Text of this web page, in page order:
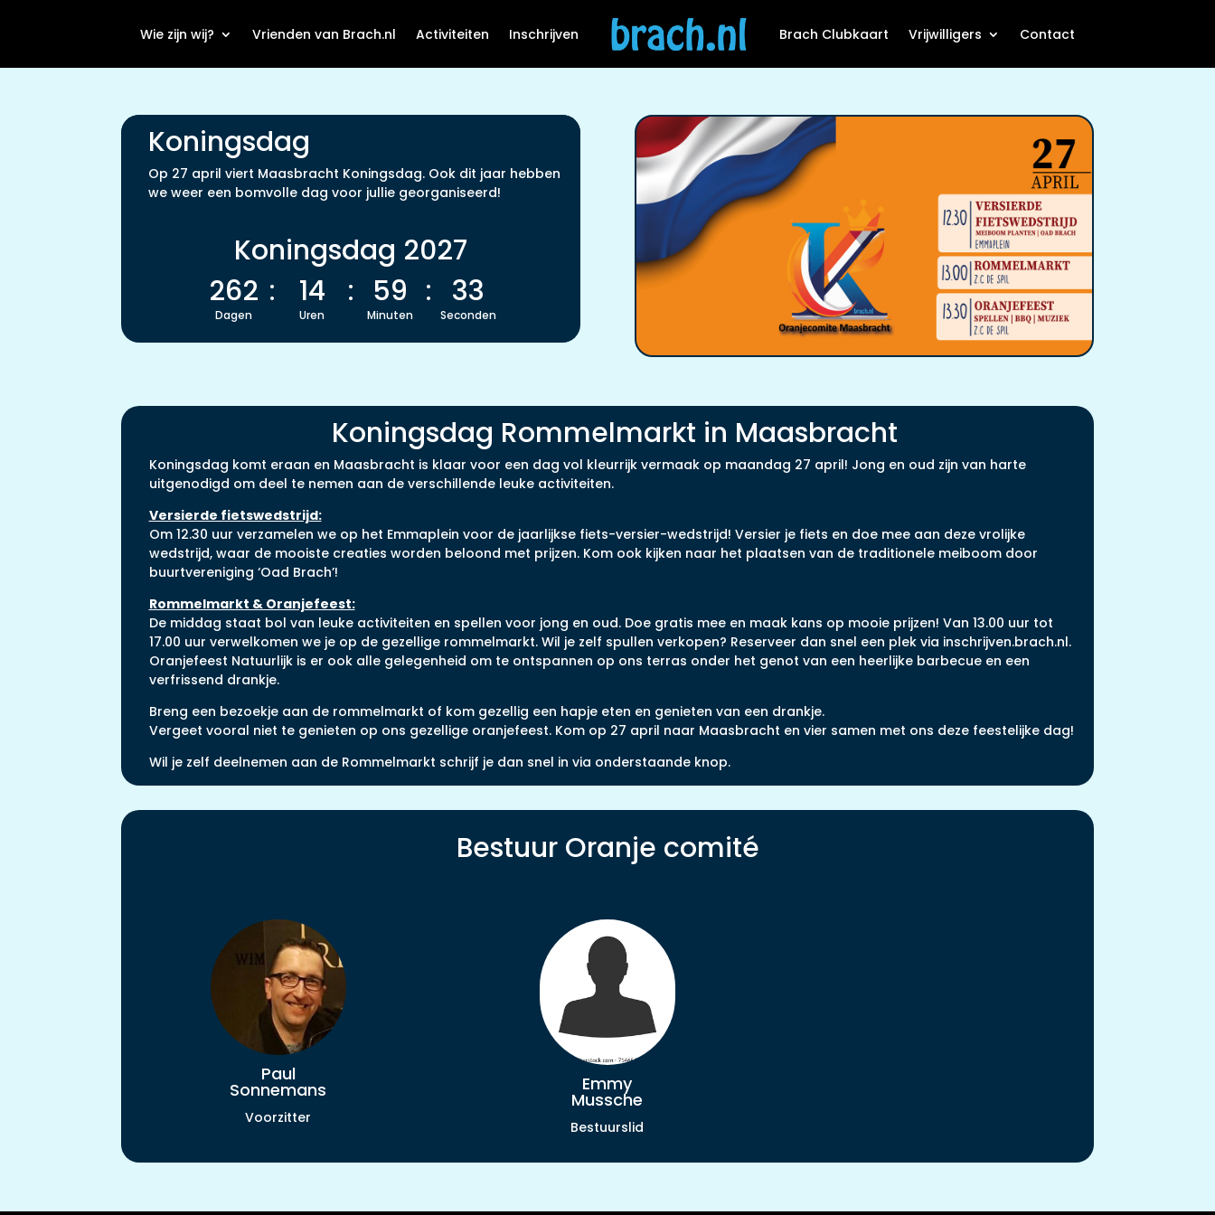
Wie zijn wij? Vrienden van Brach.nl Activiteiten Inschrijven Brach Clubkaart Vrijwilligers Contact
Koningsdag
Op 27 april viert Maasbracht Koningsdag. Ook dit jaar hebben
we weer een bomvolle dag voor jullie georganiseerd!
Koningsdag 2027
262
Dagen
: 14
Uren
: 59
Minuten
: 33
Seconden
Koningsdag Rommelmarkt in Maasbracht
Koningsdag komt eraan en Maasbracht is klaar voor een dag vol kleurrijk vermaak op maandag 27 april! Jong en oud zijn van harte
uitgenodigd om deel te nemen aan de verschillende leuke activiteiten.
Versierde fietswedstrijd:
Om 12.30 uur verzamelen we op het Emmaplein voor de jaarlijkse fiets-versier-wedstrijd! Versier je fiets en doe mee aan deze vrolijke
wedstrijd, waar de mooiste creaties worden beloond met prijzen. Kom ook kijken naar het plaatsen van de traditionele meiboom door
buurtvereniging ‘Oad Brach’!
Rommelmarkt & Oranjefeest:
De middag staat bol van leuke activiteiten en spellen voor jong en oud. Doe gratis mee en maak kans op mooie prijzen! Van 13.00 uur tot
17.00 uur verwelkomen we je op de gezellige rommelmarkt. Wil je zelf spullen verkopen? Reserveer dan snel een plek via inschrijven.brach.nl.
Oranjefeest Natuurlijk is er ook alle gelegenheid om te ontspannen op ons terras onder het genot van een heerlijke barbecue en een
verfrissend drankje.
Breng een bezoekje aan de rommelmarkt of kom gezellig een hapje eten en genieten van een drankje.
Vergeet vooral niet te genieten op ons gezellige oranjefeest. Kom op 27 april naar Maasbracht en vier samen met ons deze feestelijke dag!
Wil je zelf deelnemen aan de Rommelmarkt schrijf je dan snel in via onderstaande knop.
Bestuur Oranje comité
Paul
Sonnemans
Voorzitter
Emmy
Mussche
Bestuurslid